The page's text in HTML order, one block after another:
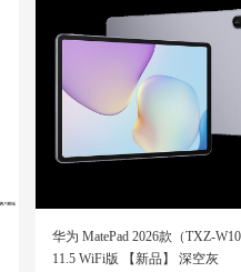
华为 MatePad 2026款（TXZ-
11.5 WiFi版 【新品】 深空灰